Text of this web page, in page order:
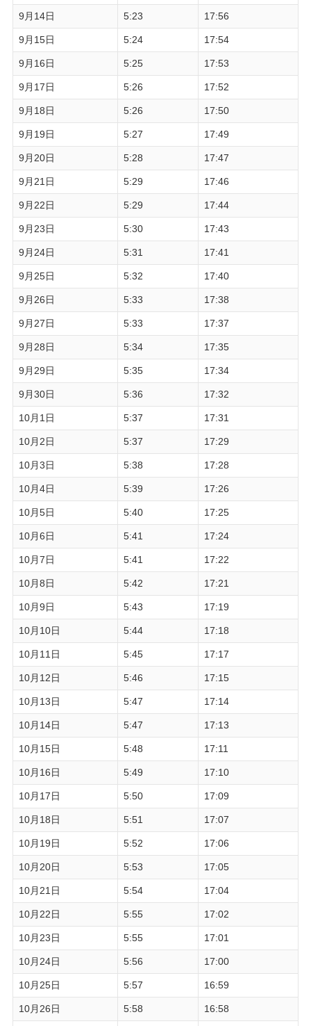
9月14日 5:23 17:56
9月15日 5:24 17:54
9月16日 5:25 17:53
9月17日 5:26 17:52
9月18日 5:26 17:50
9月19日 5:27 17:49
9月20日 5:28 17:47
9月21日 5:29 17:46
9月22日 5:29 17:44
9月23日 5:30 17:43
9月24日 5:31 17:41
9月25日 5:32 17:40
9月26日 5:33 17:38
9月27日 5:33 17:37
9月28日 5:34 17:35
9月29日 5:35 17:34
9月30日 5:36 17:32
10月1日 5:37 17:31
10月2日 5:37 17:29
10月3日 5:38 17:28
10月4日 5:39 17:26
10月5日 5:40 17:25
10月6日 5:41 17:24
10月7日 5:41 17:22
10月8日 5:42 17:21
10月9日 5:43 17:19
10月10日 5:44 17:18
10月11日 5:45 17:17
10月12日 5:46 17:15
10月13日 5:47 17:14
10月14日 5:47 17:13
10月15日 5:48 17:11
10月16日 5:49 17:10
10月17日 5:50 17:09
10月18日 5:51 17:07
10月19日 5:52 17:06
10月20日 5:53 17:05
10月21日 5:54 17:04
10月22日 5:55 17:02
10月23日 5:55 17:01
10月24日 5:56 17:00
10月25日 5:57 16:59
10月26日 5:58 16:58